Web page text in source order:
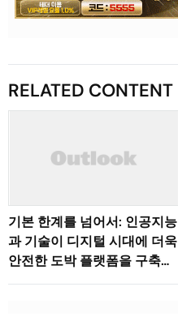
RELATED CONTENT
기본 한계를 넘어서: 인공지능
과 기술이 디지털 시대에 더욱
안전한 도박 플랫폼을 구축하
는 방법